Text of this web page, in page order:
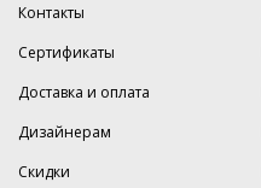
Контакты
Сертификаты
Доставка и оплата
Дизайнерам
Скидки